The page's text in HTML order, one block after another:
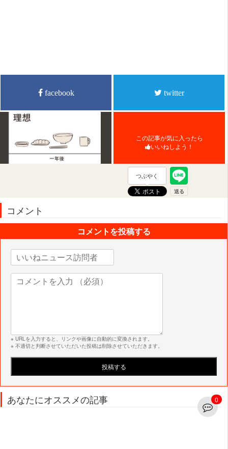
facebook twitter
この記事が気に入ったら
いいねしよう！
つぶやく
コメント
0
コメントを投稿する
※ URLを入力すると、リンクや画像に自動的に変換されます。
※ 不適切と判断させていただいた投稿は削除させていただきます。
あなたにオススメの記事